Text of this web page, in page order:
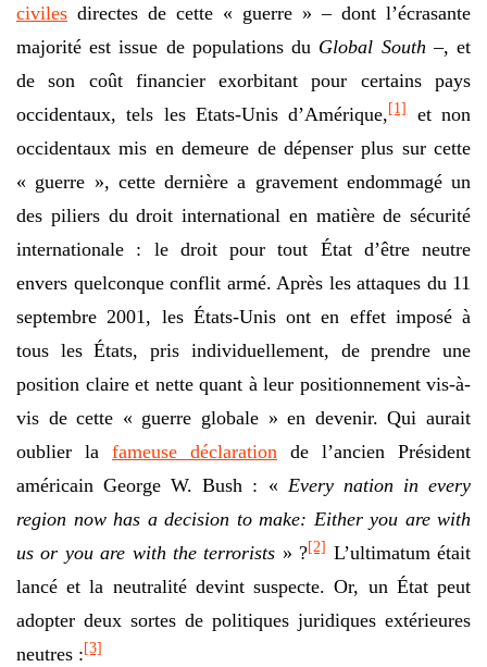
civiles directes de cette « guerre » – dont l’écrasante
majorité est issue de populations du Global South –, et
de son coût financier exorbitant pour certains pays
occidentaux, tels les Etats-Unis d’Amérique,[1]et non
occidentaux mis en demeure de dépenser plus sur cette
« guerre », cette dernière a gravement endommagé un
des piliers du droit international en matière de sécurité
internationale : le droit pour tout État d’être neutre
envers quelconque conflit armé. Après les attaques du 11
septembre 2001, les États-Unis ont en effet imposé à
tous les États, pris individuellement, de prendre une
position claire et nette quant à leur positionnement vis-à-
vis de cette « guerre globale » en devenir. Qui aurait
oublier la fameuse déclaration de l’ancien Président
américain George W. Bush : « Every nation in every
region now has a decision to make: Either you are with
us or you are with the terrorists » ?[2]L’ultimatum était
lancé et la neutralité devint suspecte. Or, un État peut
adopter deux sortes de politiques juridiques extérieures
neutres :[3]